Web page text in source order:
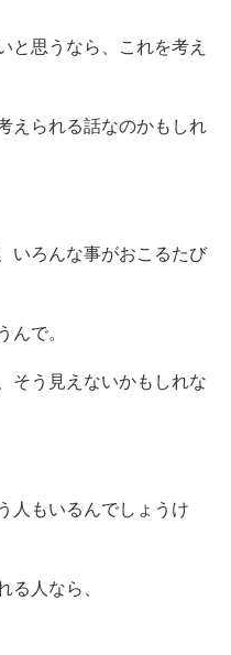
と思うなら、これを考え
えられる話なのかもしれ
いろんな事がおこるたび
んで。
そう見えないかもしれな
人もいるんでしょうけ
る人なら、